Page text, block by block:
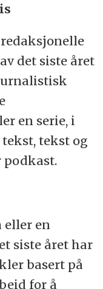
det siste året
en serie, i
tekst og
podkast.
eller en
siste året har
basert på
for å